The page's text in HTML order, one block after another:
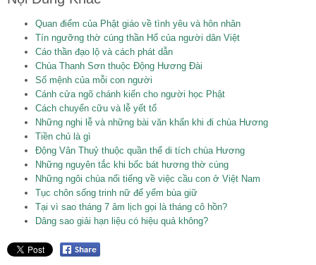
Quan điểm của Phật giáo về tình yêu và hôn nhân
Tín ngưỡng thờ cúng thần Hổ của người dân Việt
Cáo thần đạo lộ và cách phát dẫn
Chùa Thanh Sơn thuộc Động Hương Đài
Số mệnh của mỗi con người
Cánh cửa ngõ chánh kiến cho người học Phật
Cách chuyển cữu và lễ yết tổ
Những nghi lễ và những bài văn khấn khi đi chùa Hương
Tiền chủ là gì
Động Vân Thuỷ thuộc quần thể di tích chùa Hương
Những nguyên tắc khi bốc bát hương thờ cúng
Những ngôi chùa nổi tiếng về việc cầu con ở Việt Nam
Tục chôn sống trinh nữ để yểm bùa giữ
Tại vì sao tháng 7 âm lịch gọi là tháng cô hồn?
Dâng sao giải hạn liệu có hiệu quả không?